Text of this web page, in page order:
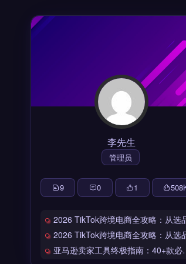
李先生
管理员
9 0 1 508
2026 TikTok跨境电商全攻略：从选品到爆单的完整工具
2026 TikTok跨境电商全攻略：从选品到爆单的完整工具
亚马逊卖家工具终极指南：40+款必备工具全链路解析